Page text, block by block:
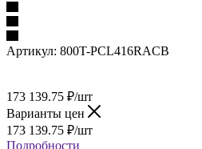
Артикул: 800T-PCL416RACB
173 139.75 ₽/шт
Варианты цен
173 139.75 ₽/шт
Подробности